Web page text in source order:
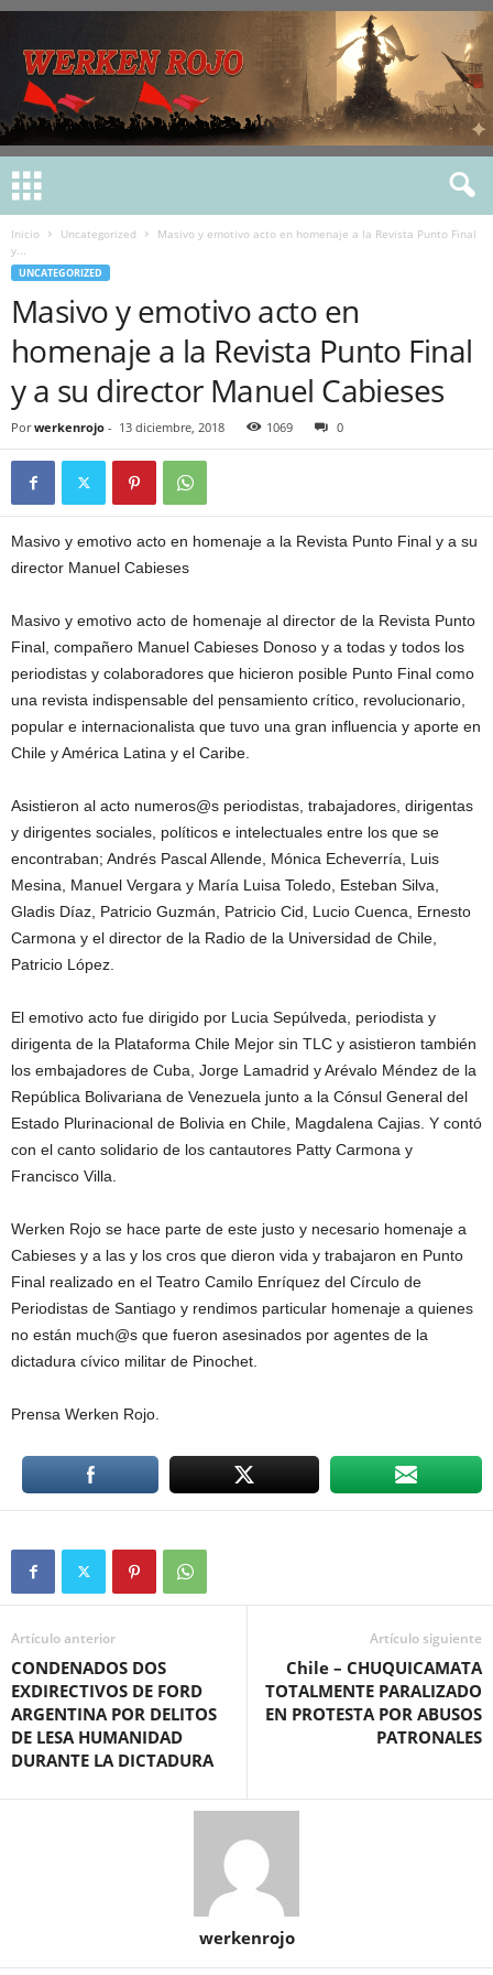
Inicio Uncategorized
Masivo y emotivo acto en homenaje a la Revista Punto Final
y...
UNCATEGORIZED
Masivo y emotivo acto en
homenaje a la Revista Punto Final
y a su director Manuel Cabieses
Por werkenrojo - 13 diciembre, 2018 1069 0
Masivo y emotivo acto en homenaje a la Revista Punto Final y a su
director Manuel Cabieses
Masivo y emotivo acto de homenaje al director de la Revista Punto
Final, compañero Manuel Cabieses Donoso y a todas y todos los
periodistas y colaboradores que hicieron posible Punto Final como
una revista indispensable del pensamiento crítico, revolucionario,
popular e internacionalista que tuvo una gran influencia y aporte en
Chile y América Latina y el Caribe.
Asistieron al acto numeros@s periodistas, trabajadores, dirigentas
y dirigentes sociales, políticos e intelectuales entre los que se
encontraban; Andrés Pascal Allende, Mónica Echeverría, Luis
Mesina, Manuel Vergara y María Luisa Toledo, Esteban Silva,
Gladis Díaz, Patricio Guzmán, Patricio Cid, Lucio Cuenca, Ernesto
Carmona y el director de la Radio de la Universidad de Chile,
Patricio López.
El emotivo acto fue dirigido por Lucia Sepúlveda, periodista y
dirigenta de la Plataforma Chile Mejor sin TLC y asistieron también
los embajadores de Cuba, Jorge Lamadrid y Arévalo Méndez de la
República Bolivariana de Venezuela junto a la Cónsul General del
Estado Plurinacional de Bolivia en Chile, Magdalena Cajias. Y contó
con el canto solidario de los cantautores Patty Carmona y
Francisco Villa.
Werken Rojo se hace parte de este justo y necesario homenaje a
Cabieses y a las y los cros que dieron vida y trabajaron en Punto
Final realizado en el Teatro Camilo Enríquez del Círculo de
Periodistas de Santiago y rendimos particular homenaje a quienes
no están much@s que fueron asesinados por agentes de la
dictadura cívico militar de Pinochet.
Prensa Werken Rojo.
Artículo anterior
CONDENADOS DOS
EXDIRECTIVOS DE FORD
ARGENTINA POR DELITOS
DE LESA HUMANIDAD
DURANTE LA DICTADURA
Artículo siguiente
Chile – CHUQUICAMATA
TOTALMENTE PARALIZADO
EN PROTESTA POR ABUSOS
PATRONALES
werkenrojo